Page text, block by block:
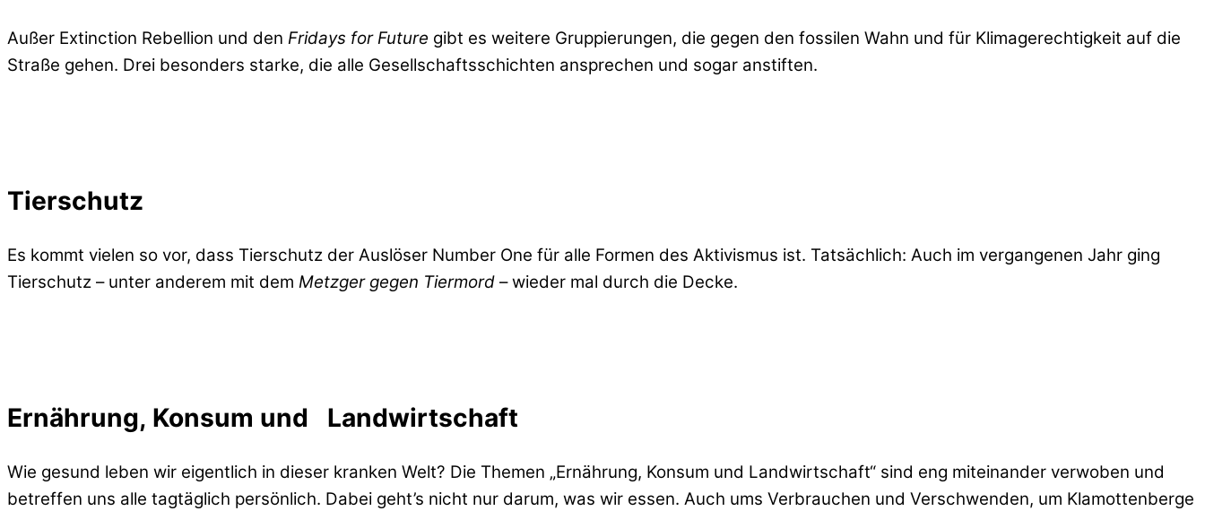
Außer Extinction Rebellion und den Fridays for Future gibt es weitere Gruppierungen, die gegen den fossilen Wahn und für Klimagerechtigkeit auf die
Straße gehen. Drei besonders starke, die alle Gesellschaftsschichten ansprechen und sogar anstiften.
Tierschutz
Es kommt vielen so vor, dass Tierschutz der Auslöser Number One für alle Formen des Aktivismus ist. Tatsächlich: Auch im vergangenen Jahr ging
Tierschutz – unter anderem mit dem Metzger gegen Tiermord – wieder mal durch die Decke.
Ernährung, Konsum und Landwirtschaft
Wie gesund leben wir eigentlich in dieser kranken Welt? Die Themen „Ernährung, Konsum und Landwirtschaft“ sind eng miteinander verwoben und
betreffen uns alle tagtäglich persönlich. Dabei geht’s nicht nur darum, was wir essen. Auch ums Verbrauchen und Verschwenden, um Klamottenberge